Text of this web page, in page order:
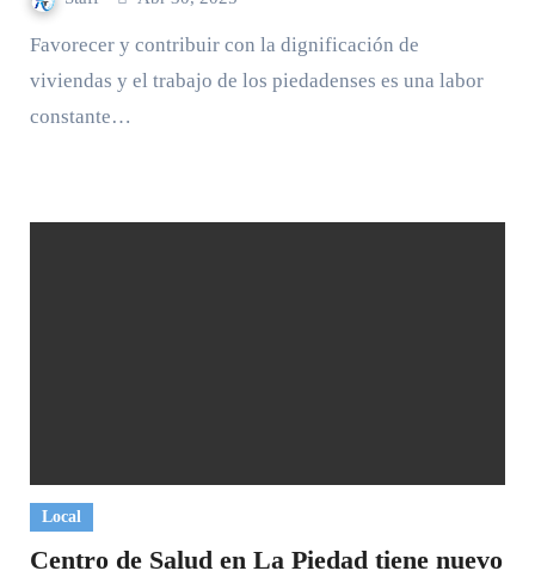
Favorecer y contribuir con la dignificación de
viviendas y el trabajo de los piedadenses es una labor
constante…
Local
Centro de Salud en La Piedad tiene nuevo